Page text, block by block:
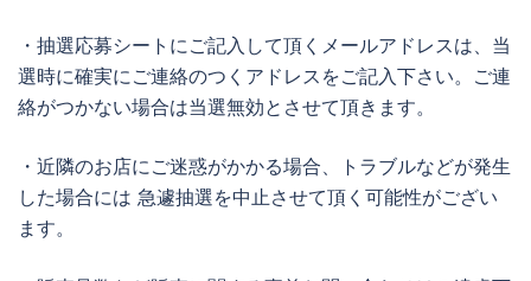
・抽選応募シートにご記入して頂くメールアドレスは、当
選時に確実にご連絡のつくアドレスをご記入下さい。ご連
絡がつかない場合は当選無効とさせて頂きます。
・近隣のお店にご迷惑がかかる場合、トラブルなどが発生
した場合には 急遽抽選を中止させて頂く可能性がござい
ます。